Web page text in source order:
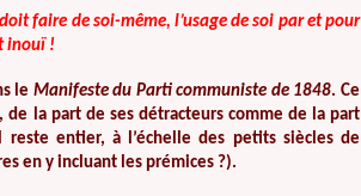
faire de soi-même, l’usage de soi par et pour
inouï !
le Manifeste du Parti communiste de 1848. Ce
la part de ses détracteurs comme de la part
entier, à l’échelle des petits siècles de
en y incluant les prémices ?).